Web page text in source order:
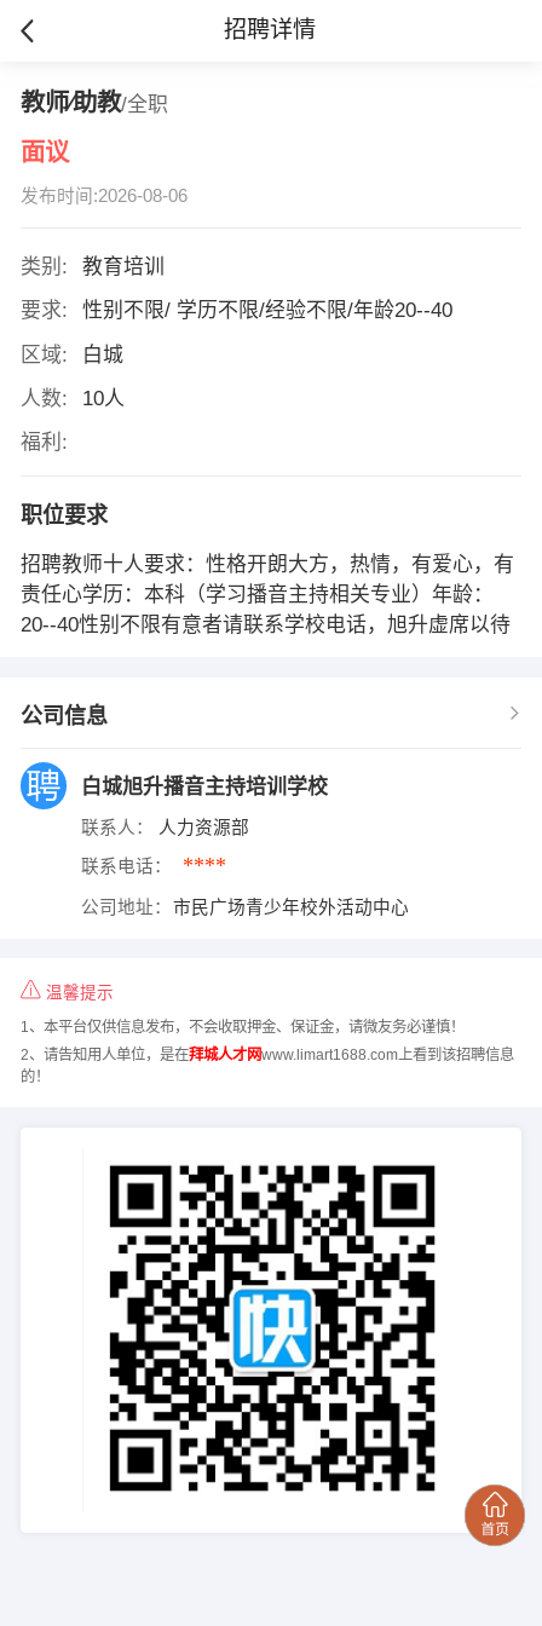
招聘详情
教师∕助教/全职
面议
发布时间:2026-08-06
类别:
教育培训
要求:
性别不限/ 学历不限/经验不限/年龄20--40
区域:
白城
人数:
10人
福利:
职位要求
招聘教师十人要求：性格开朗大方，热情，有爱心，有
责任心学历：本科（学习播音主持相关专业）年龄：
20--40性别不限有意者请联系学校电话，旭升虚席以待
公司信息
白城旭升播音主持培训学校
联系人： 人力资源部
联系电话： ****
公司地址： 市民广场青少年校外活动中心
温馨提示
1、本平台仅供信息发布，不会收取押金、保证金，请微友务必谨慎！
2、请告知用人单位，是在拜城人才网www.limart1688.com上看到该招聘信息
的！